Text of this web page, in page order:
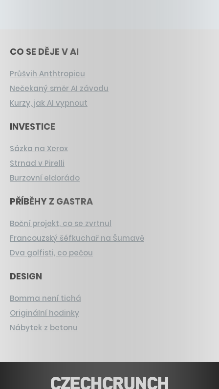
CO SE DĚJE V AI
Průšvih Anthtropicu
Nečekaný směr AI závodu
Kurzy, jak AI vypnout
INVESTICE
Sázka na Xerox
Strnad v Pirelli
Burzovní eldorádo
PŘÍBĚHY Z GASTRA
Boční projekt, co se zvrtnul
Francouzský šéfkuchař na Šumavě
Dva golfisti, co pečou
DESIGN
Bomma není tichá
Originální hodinky
Nábytek z betonu